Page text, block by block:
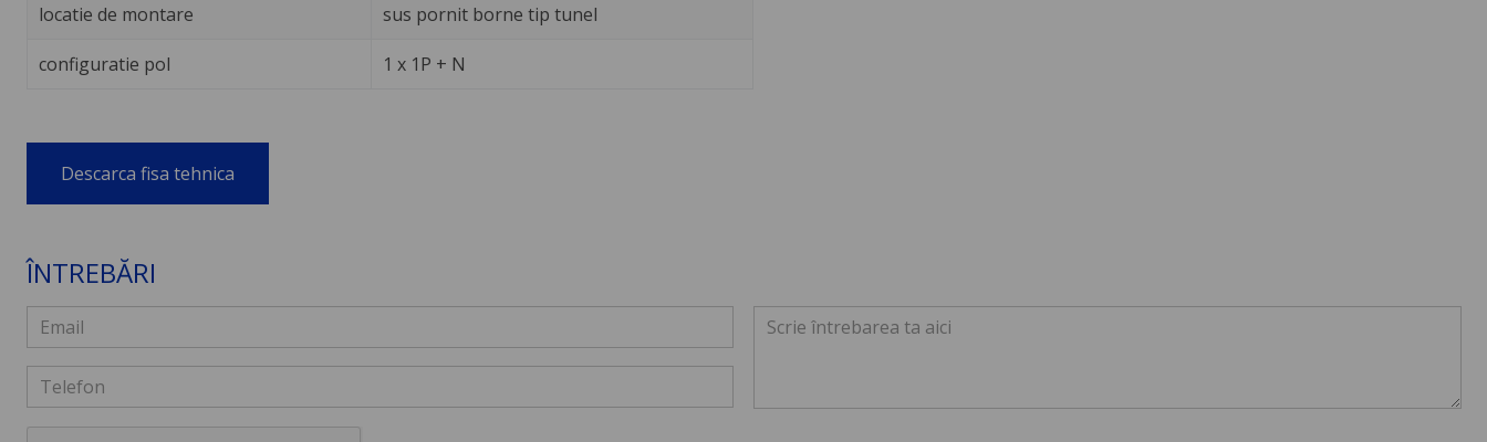
locatie de montare sus pornit borne tip tunel
configuratie pol 1 x 1P + N
Descarca fisa tehnica
ÎNTREBĂRI